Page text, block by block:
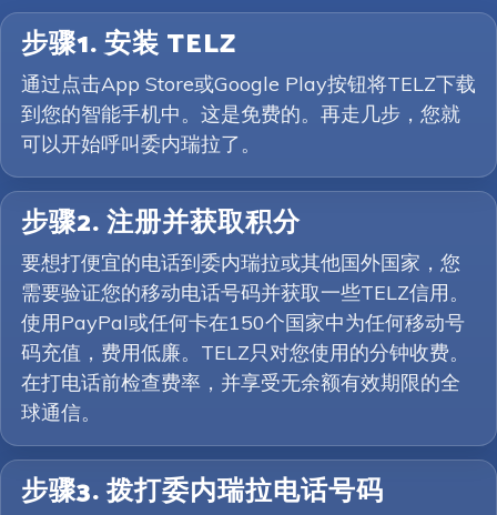
步骤1. 安装 TELZ
通过点击App Store或Google Play按钮将TELZ下载
到您的智能手机中。这是免费的。再走几步，您就
可以开始呼叫委内瑞拉了。
步骤2. 注册并获取积分
要想打便宜的电话到委内瑞拉或其他国外国家，您
需要验证您的移动电话号码并获取一些TELZ信用。
使用PayPal或任何卡在150个国家中为任何移动号
码充值，费用低廉。TELZ只对您使用的分钟收费。
在打电话前检查费率，并享受无余额有效期限的全
球通信。
步骤3. 拨打委内瑞拉电话号码